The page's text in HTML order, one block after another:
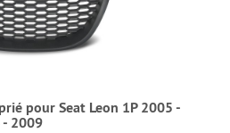
pour Seat Leon 1P 2005 -
2009